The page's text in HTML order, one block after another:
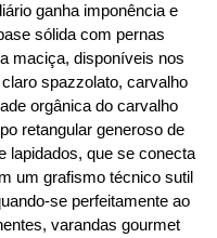
ganha imponência e
sólida com pernas
maciça, disponíveis nos
spazzolato, carvalho
orgânica do carvalho
retangular generoso de
lapidados, que se conecta
um grafismo técnico sutil
se perfeitamente ao
varandas gourmet